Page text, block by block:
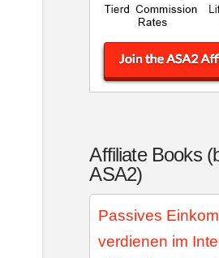
Affiliate Books
ASA2)
Passives
verdienen im